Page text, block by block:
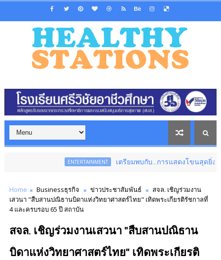
ENTERTAINMENT เตรียมพบกับ...การแสดงโขนสุดยิ่งใหญ่แห่งปี เ
Home Businessธุรกิจ ข่าวประชาสัมพันธ์
สจล. เชิญร่วมงาน
เสวนา "สืบสานปณิธานบิดาแห่งวิทยาศาสตร์ไทย" เทิดพระเกียรติรัชกาลที่
4 และครบรอบ 65 ปี สถาบัน
สจล. เชิญร่วมงานเสวนา "สืบสานปณิธาน
บิดาแห่งวิทยาศาสตร์ไทย" เทิดพระเกียรติ